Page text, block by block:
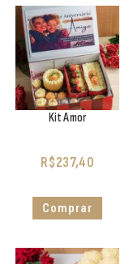
Kit Amor
R$237,40
Comprar